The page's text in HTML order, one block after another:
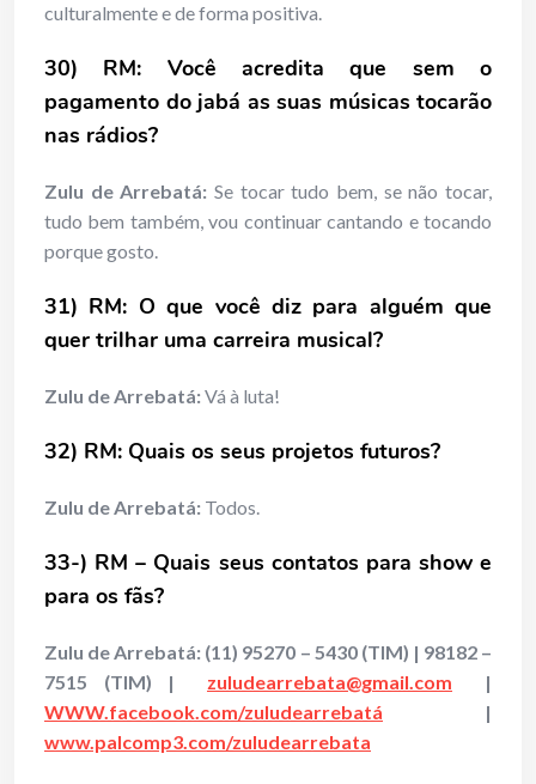
culturalmente e de forma positiva.
30) RM: Você acredita que sem o
pagamento do jabá as suas músicas tocarão
nas rádios?
Zulu de Arrebatá: Se tocar tudo bem, se não tocar,
tudo bem também, vou continuar cantando e tocando
porque gosto.
31) RM: O que você diz para alguém que
quer trilhar uma carreira musical?
Zulu de Arrebatá:Vá à luta!
32) RM: Quais os seus projetos futuros?
Zulu de Arrebatá: Todos.
33-) RM – Quais seus contatos para show e
para os fãs?
Zulu de Arrebatá: (11) 95270 – 5430 (TIM) | 98182 –
7515 (TIM) | zuludearrebata@gmail.com |
WWW.facebook.com/zuludearrebatá |
www.palcomp3.com/zuludearrebata